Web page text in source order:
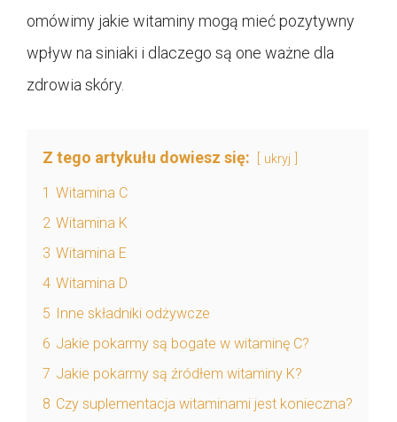
omówimy jakie witaminy mogą mieć pozytywny
wpływ na siniaki i dlaczego są one ważne dla
zdrowia skóry.
Z tego artykułu dowiesz się: ukryj
1 Witamina C
2 Witamina K
3 Witamina E
4 Witamina D
5 Inne składniki odżywcze
6 Jakie pokarmy są bogate w witaminę C?
7 Jakie pokarmy są źródłem witaminy K?
8 Czy suplementacja witaminami jest konieczna?